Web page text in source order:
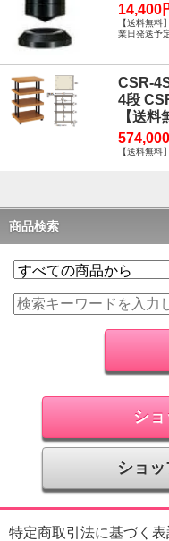
14,400
【送料無料
業日発送予
CSR-
4段
【送料
【送料無料
商品検索
シ
ショ
特定商取引法に基づく表